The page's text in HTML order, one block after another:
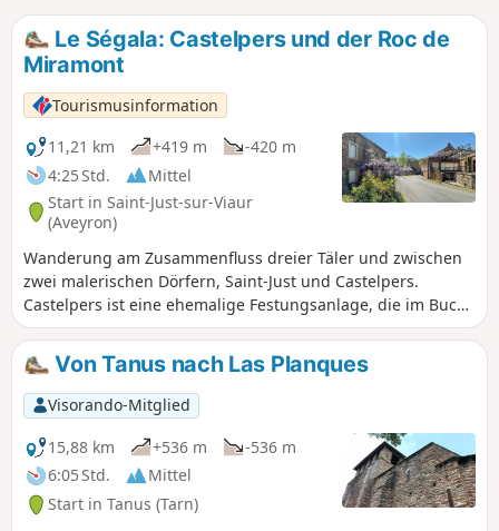
Le Ségala: Castelpers und der Roc de
Miramont
Tourismusinformation
11,21 km
+419 m
-420 m
4:25 Std.
Mittel
Start in Saint-Just-sur-Viaur
(Aveyron)
Wanderung am Zusammenfluss dreier Täler und zwischen
zwei malerischen Dörfern, Saint-Just und Castelpers.
Castelpers ist eine ehemalige Festungsanlage, die im Buch
der Wunder von Sainte-Foy de Conques erwähnt wird.
Heute ist sie ein vielbesuchter Ort. Von dieser ehemaligen
Herrschaft und Baronie der Familie Castelpers (13. bis 17.
Jahrhundert) ist auf dem Felsen nur noch die
vorromanische Kapelle Notre-Dame du Roc erhalten. Dieser
kleine Wallfahrtsort thront 150 m über den Schluchten des
Giffou und beherbergt eine Statue der Jungfrau Maria, die
drei schwarze Schlangen zertritt. Die Kapelle Saint-Jean de
Castelpers (2 km entfernt), eingebettet inmitten der Wälder,
Von Tanus nach Las Planques
Visorando-Mitglied
15,88 km
+536 m
-536 m
6:05 Std.
Mittel
Start in Tanus (Tarn)